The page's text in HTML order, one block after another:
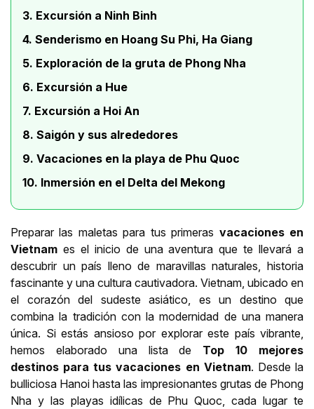
3. Excursión a Ninh Binh
4. Senderismo en Hoang Su Phi, Ha Giang
5. Exploración de la gruta de Phong Nha
6. Excursión a Hue
7. Excursión a Hoi An
8. Saigón y sus alrededores
9. Vacaciones en la playa de Phu Quoc
10. Inmersión en el Delta del Mekong
Preparar las maletas para tus primeras vacaciones en
Vietnam es el inicio de una aventura que te llevará a
descubrir un país lleno de maravillas naturales, historia
fascinante y una cultura cautivadora. Vietnam, ubicado en
el corazón del sudeste asiático, es un destino que
combina la tradición con la modernidad de una manera
única. Si estás ansioso por explorar este país vibrante,
hemos elaborado una lista de Top 10 mejores
destinos para tus vacaciones en Vietnam. Desde la
bulliciosa Hanoi hasta las impresionantes grutas de Phong
Nha y las playas idílicas de Phu Quoc, cada lugar te